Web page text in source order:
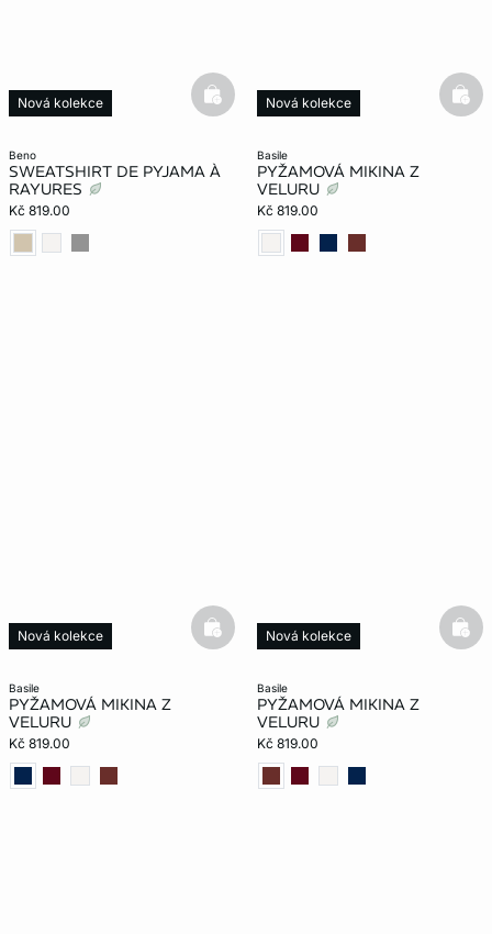
beno
SWEATSHIRT DE PYJAMA À
RAYURES
Kč 819.00
Nová kolekce basketfull
basile
PYŽAMOVÁ MIKINA Z
VELURU
Kč 819.00
Nová kolekce
basile
PYŽAMOVÁ MIKINA Z
VELURU
Kč 819.00
Nová kolekce basketfull
basile
PYŽAMOVÁ MIKINA Z
VELURU
Kč 819.00
Nová kolekce